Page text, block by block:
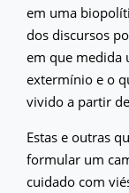
em uma
dos discursos
em que medida
extermínio e o
vivido a partir
Estas e outras
formular um
cuidado com